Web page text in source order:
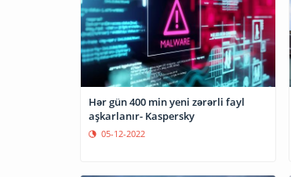
Hər gün 400 min yeni zərərli fayl
aşkarlanır- Kaspersky
05-12-2022